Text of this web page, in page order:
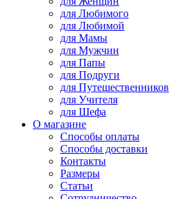
для Любимого
для Любимой
для Мамы
для Мужчин
для Папы
для Подруги
для Путешественников
для Учителя
для Шефа
О магазине
Способы оплаты
Способы доставки
Контакты
Размеры
Статьи